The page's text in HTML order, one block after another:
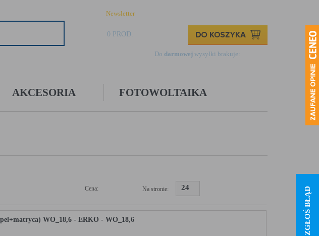
Newsletter
0 PROD.
Do darmowej wysyłki brakuje:
AKCESORIA FOTOWOLTAIKA
Na stronie: 24
Cena:
WO_18,6 - ERKO - WO_18,6 ZGŁOŚ BŁĄD